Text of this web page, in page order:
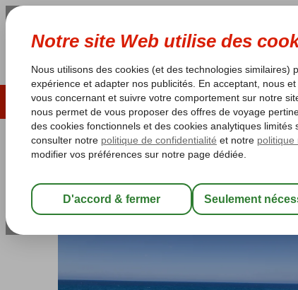
ÉTÉ 2026 LAST MINUTES
Les garanties de vacances Garantie du prix le
Merit Park